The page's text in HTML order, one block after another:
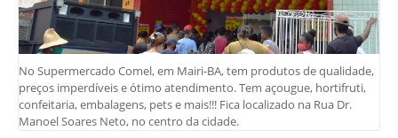
No Supermercado Comel, em Mairi-BA, tem produtos de qualidade,
preços imperdíveis e ótimo atendimento. Tem açougue, hortifruti,
confeitaria, embalagens, pets e mais!!! Fica localizado na Rua Dr.
Manoel Soares Neto, no centro da cidade.